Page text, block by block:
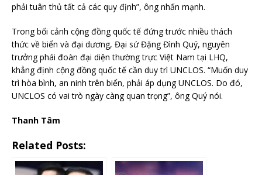
phải tuân thủ tất cả các quy định”, ông nhấn mạnh.
Trong bối cảnh cộng đồng quốc tế đứng trước nhiều thách
thức về biển và đại dương, Đại sứ Đặng Đình Quý, nguyên
trưởng phái đoàn đại diện thường trực Việt Nam tại LHQ,
khẳng định cộng đồng quốc tế cần duy trì UNCLOS. “Muốn duy
trì hòa bình, an ninh trên biển, phải áp dụng UNCLOS. Do đó,
UNCLOS có vai trò ngày càng quan trọng”, ông Quý nói.
Thanh Tâm
Related Posts: